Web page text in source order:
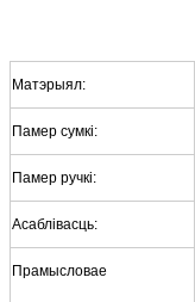
Матэрыял:
Памер сумкі:
Памер ручкі:
Асаблівасць:
Прамысловае